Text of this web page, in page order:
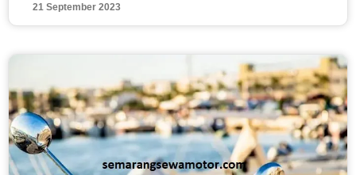
21 September 2023